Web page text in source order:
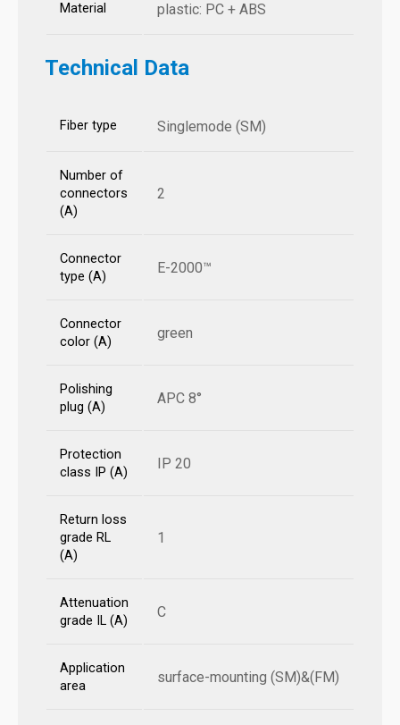
Material plastic: PC + ABS
Technical Data
Fiber type Singlemode (SM)
Number of
connectors
(A)
2
Connector
type (A)
E-2000™
Connector
color (A)
green
Polishing
plug (A)
APC 8°
Protection
class IP (A)
IP 20
Return loss
grade RL
(A)
1
Attenuation
grade IL (A)
C
Application
area
surface-mounting (SM)&(FM)